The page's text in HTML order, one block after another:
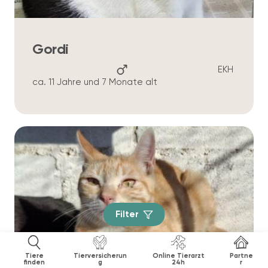
Tiere
finden
Tierversicherun
g
Online Tierarzt
24h
Partne
r
Gordi
EKH
ca. 11 Jahre und 7 Monate alt
Filter